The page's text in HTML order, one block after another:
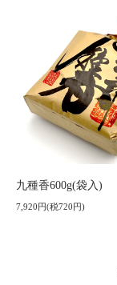
九種香600g(袋入)
7,920円(税720円)